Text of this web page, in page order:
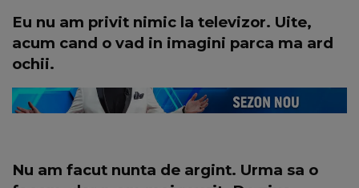
Eu nu am privit nimic la televizor. Uite,
acum cand o vad in imagini parca ma ard
ochii.
Nu am facut nunta de argint. Urma sa o